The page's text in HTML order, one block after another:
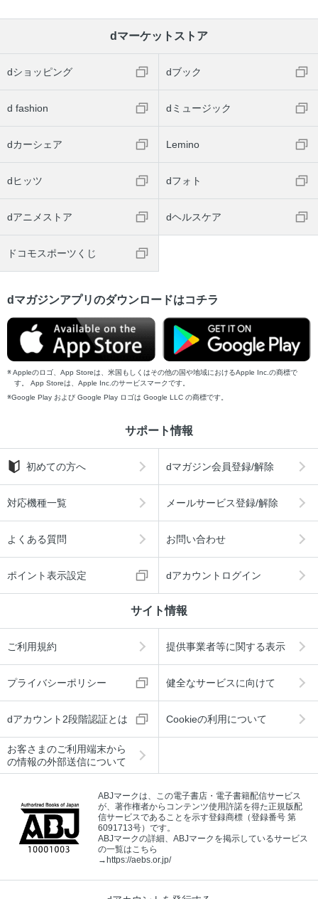
dマーケットストア
dショッピング dブック
d fashion dミュージック
dカーシェア Lemino
dヒッツ dフォト
dアニメストア dヘルスケア
ドコモスポーツくじ
dマガジンアプリのダウンロードはコチラ
Appleのロゴ、App Storeは、米国もしくはその他の国や地域におけるApple Inc.の商標で
す。 App Storeは、Apple Inc.のサービスマークです。
Google Play および Google Play ロゴは Google LLC の商標です。
サポート情報
初めての方へ dマガジン会員登録/解除
対応機種一覧 メールサービス登録/解除
よくある質問 お問い合わせ
ポイント表示設定 dアカウントログイン
サイト情報
ご利用規約 提供事業者等に関する表示
プライバシーポリシー 健全なサービスに向けて
dアカウント2段階認証とは Cookieの利用について
お客さまのご利用端末から
の情報の外部送信について
ABJマークは、この電子書店・電子書籍配信サービス
が、著作権者からコンテンツ使用許諾を得た正規版配
信サービスであることを示す登録商標（登録番号 第
6091713号）です。
ABJマークの詳細、ABJマークを掲示しているサービス
の一覧はこちら
→https://aebs.or.jp/